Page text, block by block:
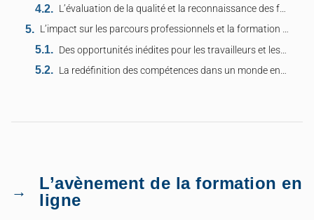
L’évaluation de la qualité et la reconnaissance des formations
L’impact sur les parcours professionnels et la formation continue
Des opportunités inédites pour les travailleurs et les entreprises
La redéfinition des compétences dans un monde en mutation rapide
L’avènement de la formation en
ligne